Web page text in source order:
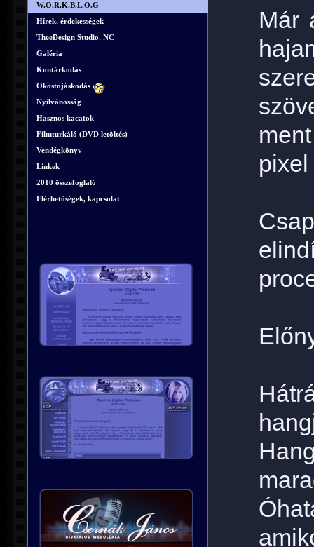
W.O.R.K.B.L.O.G
Hírek, érdekességek
TheeDesign Studio, NC
Galéria
Kontárkodás
Okostojáskodás
Nyilvánosság
Hasznos kacatok
Filmturkáló (DVD letöltés)
Vendégkönyv
Linkek
2010 összefoglaló
Elérhetőségek, kapcsolat
Már